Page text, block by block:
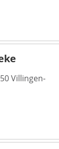
Villingen-